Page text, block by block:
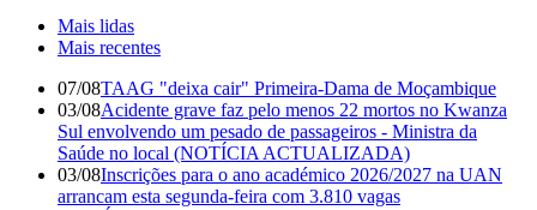
Mais lidas
Mais recentes
07/08TAAG "deixa cair" Primeira-Dama de Moçambique
03/08Acidente grave faz pelo menos 22 mortos no Kwanza
Sul envolvendo um pesado de passageiros - Ministra da
Saúde no local (NOTÍCIA ACTUALIZADA)
03/08Inscrições para o ano académico 2026/2027 na UAN
arrancam esta segunda-feira com 3.810 vagas